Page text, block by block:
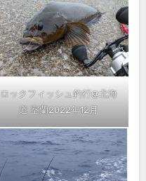
ロックフィッシュ釣行@北海
道 室蘭2022年12月